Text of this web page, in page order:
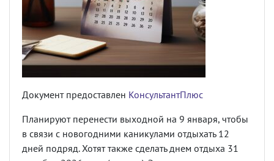
Документ предоставлен КонсультантПлюс
Планируют перенести выходной на 9 января, чтобы
в связи с новогодними каникулами отдыхать 12
дней подряд. Хотят также сделать днем отдыха 31